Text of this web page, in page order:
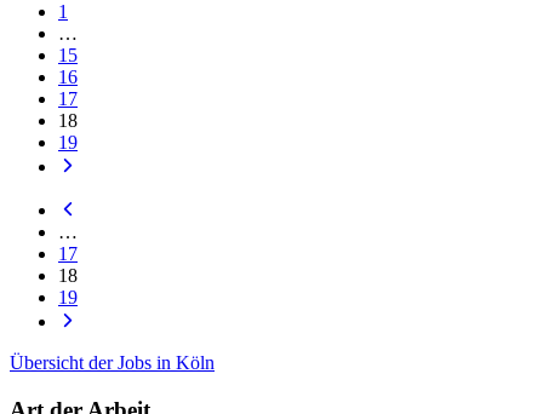
1
…
15
16
17
18
19
…
17
18
19
Übersicht der Jobs in Köln